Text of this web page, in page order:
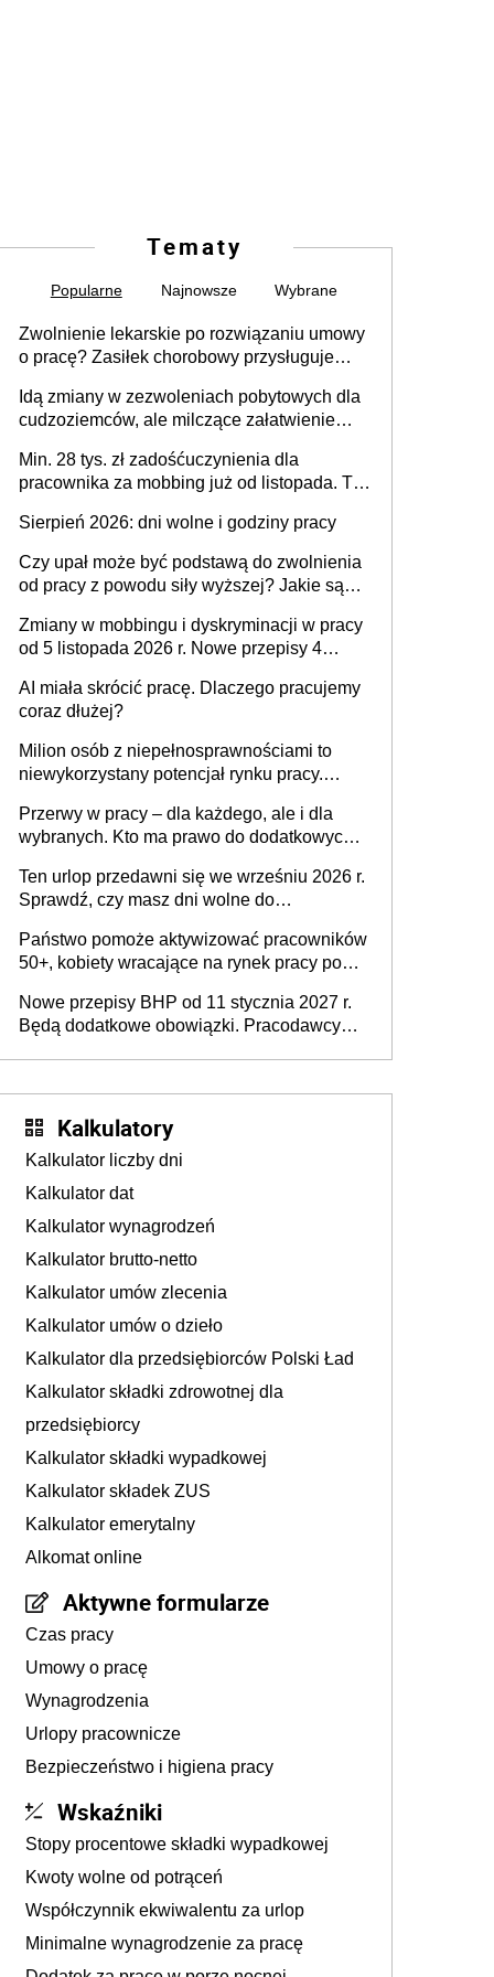
Tematy
Popularne Najnowsze Wybrane
Zwolnienie lekarskie po rozwiązaniu umowy
o pracę? Zasiłek chorobowy przysługuje
dni od ustania stosunku pracy
Idą zmiany w zezwoleniach pobytowych dla
cudzoziemców, ale milczące załatwienie
Min. 28 tys. zł zadośćuczynienia dla
pracownika za mobbing już od listopada. To
zespołu
Sierpień 2026: dni wolne i godziny pracy
Czy upał może być podstawą do zwolnienia
od pracy z powodu siły wyższej? Jakie są
Zmiany w mobbingu i dyskryminacji w pracy
od 5 listopada 2026 r. Nowe przepisy 4
Ustaw
AI miała skrócić pracę. Dlaczego pracujemy
coraz dłużej?
Milion osób z niepełnosprawnościami to
niewykorzystany potencjał rynku pracy.
dofinansowań czy refundacji, ale bariery po
stronie systemu i świadomości
pracodawców [WYWIAD]
Przerwy w pracy – dla każdego, ale i dla
wybranych. Kto ma prawo do dodatkowych
Ten urlop przedawni się we wrześniu 2026 r.
Sprawdź, czy masz dni wolne do
Państwo pomoże aktywizować pracowników
50+, kobiety wracające na rynek pracy po
osoby neuroatypowe. Powstanie Fundusz
na rzecz Inkluzywności w Zatrudnianiu?
Nowe przepisy BHP od 11 stycznia 2027 r.
Będą dodatkowe obowiązki. Pracodawcy
Kalkulatory
Kalkulator liczby dni
Kalkulator dat
Kalkulator wynagrodzeń
Kalkulator brutto-netto
Kalkulator umów zlecenia
Kalkulator umów o dzieło
Kalkulator dla przedsiębiorców Polski Ład
Kalkulator składki zdrowotnej dla
przedsiębiorcy
Kalkulator składki wypadkowej
Kalkulator składek ZUS
Kalkulator emerytalny
Alkomat online
Aktywne formularze
Czas pracy
Umowy o pracę
Wynagrodzenia
Urlopy pracownicze
Bezpieczeństwo i higiena pracy
Wskaźniki
Stopy procentowe składki wypadkowej
Kwoty wolne od potrąceń
Współczynnik ekwiwalentu za urlop
Minimalne wynagrodzenie za pracę